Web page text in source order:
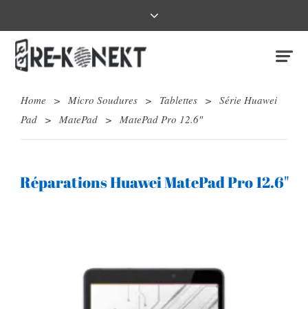
Home > Micro Soudures > Tablettes > Série Huawei
Pad > MatePad > MatePad Pro 12.6″
Réparations Huawei MatePad Pro 12.6"